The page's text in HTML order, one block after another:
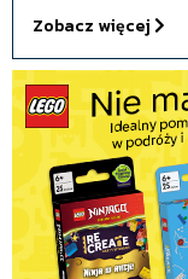
Zobacz więcej